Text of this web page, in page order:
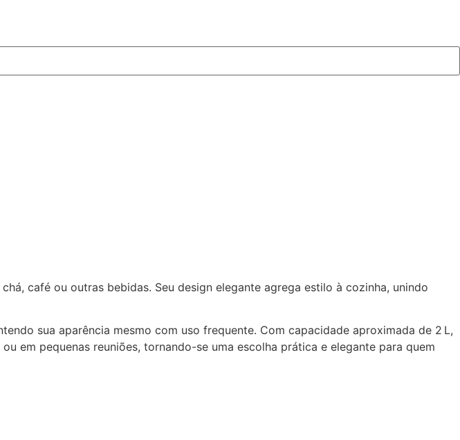
café ou outras bebidas. Seu design elegante agrega estilo à cozinha, unindo
sua aparência mesmo com uso frequente. Com capacidade aproximada de 2 L,
em pequenas reuniões, tornando-se uma escolha prática e elegante para quem